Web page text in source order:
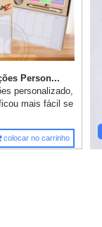
Person...
personalizado,
mais fácil se
nenhuma
passar
para r...
colocar no carrinho